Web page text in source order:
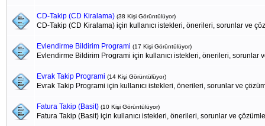
CD-Takip (CD Kiralama) (38 Kişi Görüntülüyor)
CD-Takip (CD Kiralama) için kullanıcı istekleri, önerileri, sorunlar ve
Evlendirme Bildirim Programi (17 Kişi Görüntülüyor)
Evlendirme Bildirim Programi için kullanıcı istekleri, önerileri, sorunlar
Evrak Takip Programi (14 Kişi Görüntülüyor)
Evrak Takip Programi için kullanıcı istekleri, önerileri, sorunlar ve
Fatura Takip (Basit) (10 Kişi Görüntülüyor)
Fatura Takip (Basit) için kullanıcı istekleri, önerileri, sorunlar ve